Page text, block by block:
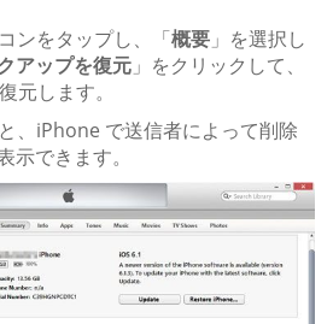
ンをタップし、「概要 」を選択し
アップを復元 」をクリックして、
元します。
、iPhone で送信者によって削除
示できます。